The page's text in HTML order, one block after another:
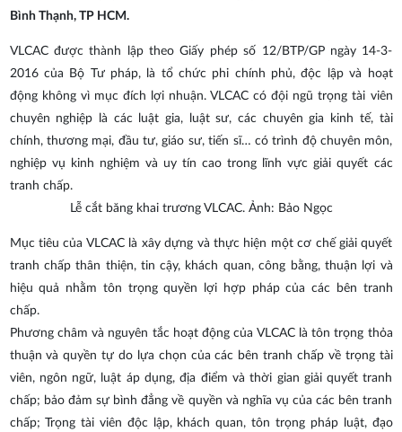
Bình Thạnh, TP HCM.
VLCAC được thành lập theo Giấy phép số 12/BTP/GP ngày 14-3-
2016 của Bộ Tư pháp, là tổ chức phi chính phủ, độc lập và hoạt
động không vì mục đích lợi nhuận. VLCAC có đội ngũ trọng tài viên
chuyên nghiệp là các luật gia, luật sư, các chuyên gia kinh tế, tài
chính, thương mại, đầu tư, giáo sư, tiến sĩ… có trình độ chuyên môn,
nghiệp vụ kinh nghiệm và uy tín cao trong lĩnh vực giải quyết các
tranh chấp.
Lễ cắt băng khai trương VLCAC. Ảnh: Bảo Ngọc
Mục tiêu của VLCAC là xây dựng và thực hiện một cơ chế giải quyết
tranh chấp thân thiện, tin cậy, khách quan, công bằng, thuận lợi và
hiệu quả nhằm tôn trọng quyền lợi hợp pháp của các bên tranh
chấp.
Phương châm và nguyên tắc hoạt động của VLCAC là tôn trọng thỏa
thuận và quyền tự do lựa chọn của các bên tranh chấp về trọng tài
viên, ngôn ngữ, luật áp dụng, địa điểm và thời gian giải quyết tranh
chấp; bảo đảm sự bình đẳng về quyền và nghĩa vụ của các bên tranh
chấp; Trọng tài viên độc lập, khách quan, tôn trọng pháp luật, đạo